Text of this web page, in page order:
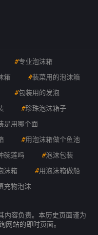
#专业泡沫箱
箱 #装菜用的泡沫箱
#包装用的发泡
#珍珠泡沫箱子
是用哪个面
#用泡沫箱做个鱼池
碗莲吗 #泡沫包装
沫箱 #用泡沫箱做船
充物泡沫
内容负责。本历史页面谨为
网站的即时页面。